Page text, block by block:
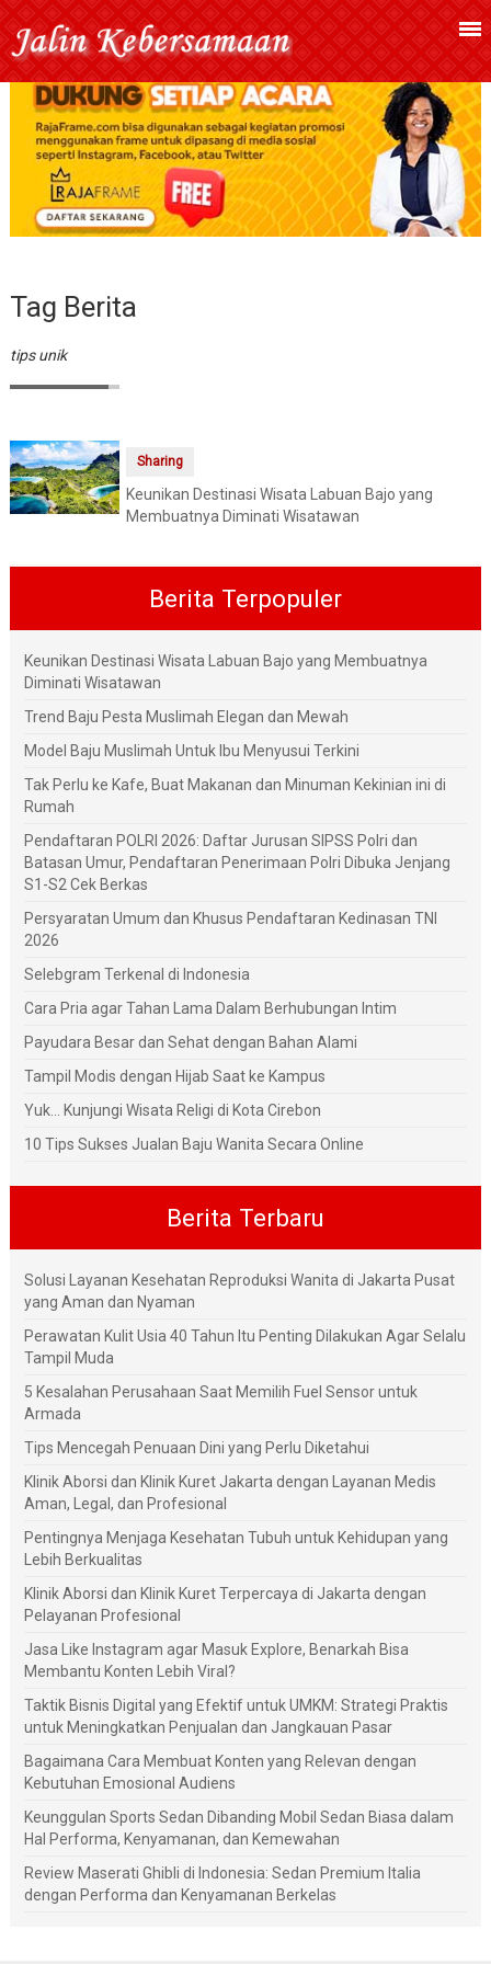
Tag Berita
tips unik
Sharing
Keunikan Destinasi Wisata Labuan Bajo yang
Membuatnya Diminati Wisatawan
Berita Terpopuler
Keunikan Destinasi Wisata Labuan Bajo yang Membuatnya
Diminati Wisatawan
Trend Baju Pesta Muslimah Elegan dan Mewah
Model Baju Muslimah Untuk Ibu Menyusui Terkini
Tak Perlu ke Kafe, Buat Makanan dan Minuman Kekinian ini di
Rumah
Pendaftaran POLRI 2026: Daftar Jurusan SIPSS Polri dan
Batasan Umur, Pendaftaran Penerimaan Polri Dibuka Jenjang
S1-S2 Cek Berkas
Persyaratan Umum dan Khusus Pendaftaran Kedinasan TNI
2026
Selebgram Terkenal di Indonesia
Cara Pria agar Tahan Lama Dalam Berhubungan Intim
Payudara Besar dan Sehat dengan Bahan Alami
Tampil Modis dengan Hijab Saat ke Kampus
Yuk... Kunjungi Wisata Religi di Kota Cirebon
10 Tips Sukses Jualan Baju Wanita Secara Online
Berita Terbaru
Solusi Layanan Kesehatan Reproduksi Wanita di Jakarta Pusat
yang Aman dan Nyaman
Perawatan Kulit Usia 40 Tahun Itu Penting Dilakukan Agar Selalu
Tampil Muda
5 Kesalahan Perusahaan Saat Memilih Fuel Sensor untuk
Armada
Tips Mencegah Penuaan Dini yang Perlu Diketahui
Klinik Aborsi dan Klinik Kuret Jakarta dengan Layanan Medis
Aman, Legal, dan Profesional
Pentingnya Menjaga Kesehatan Tubuh untuk Kehidupan yang
Lebih Berkualitas
Klinik Aborsi dan Klinik Kuret Terpercaya di Jakarta dengan
Pelayanan Profesional
Jasa Like Instagram agar Masuk Explore, Benarkah Bisa
Membantu Konten Lebih Viral?
Taktik Bisnis Digital yang Efektif untuk UMKM: Strategi Praktis
untuk Meningkatkan Penjualan dan Jangkauan Pasar
Bagaimana Cara Membuat Konten yang Relevan dengan
Kebutuhan Emosional Audiens
Keunggulan Sports Sedan Dibanding Mobil Sedan Biasa dalam
Hal Performa, Kenyamanan, dan Kemewahan
Review Maserati Ghibli di Indonesia: Sedan Premium Italia
dengan Performa dan Kenyamanan Berkelas